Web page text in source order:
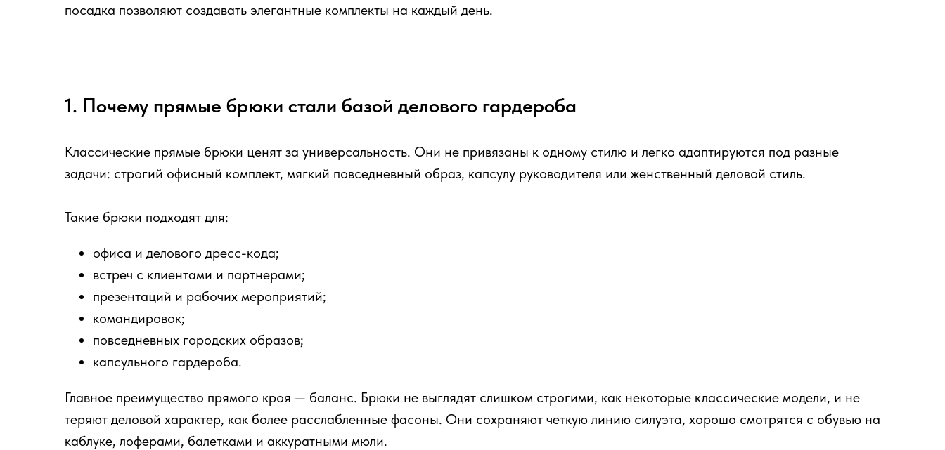
посадка позволяют создавать элегантные комплекты на каждый день.
1. Почему прямые брюки стали базой делового гардероба
Классические прямые брюки ценят за универсальность. Они не привязаны к одному стилю и легко адаптируются под разные
задачи: строгий офисный комплект, мягкий повседневный образ, капсулу руководителя или женственный деловой стиль.
Такие брюки подходят для:
офиса и делового дресс-кода;
встреч с клиентами и партнерами;
презентаций и рабочих мероприятий;
командировок;
повседневных городских образов;
капсульного гардероба.
Главное преимущество прямого кроя — баланс. Брюки не выглядят слишком строгими, как некоторые классические модели, и не
теряют деловой характер, как более расслабленные фасоны. Они сохраняют четкую линию силуэта, хорошо смотрятся с обувью на
каблуке, лоферами, балетками и аккуратными мюли.